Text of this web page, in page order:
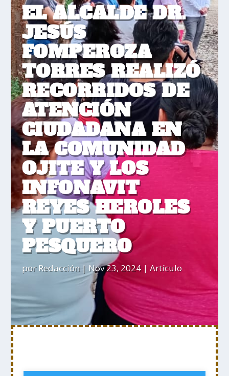
EL ALCALDE DR.
JESÚS
FOMPEROZA
TORRES REALIZÓ
RECORRIDOS DE
ATENCIÓN
CIUDADANA EN
LA COMUNIDAD
OJITE Y LOS
INFONAVIT
REYES HEROLES
Y PUERTO
PESQUERO
porRedacción| Nov 23, 2024| Artículo